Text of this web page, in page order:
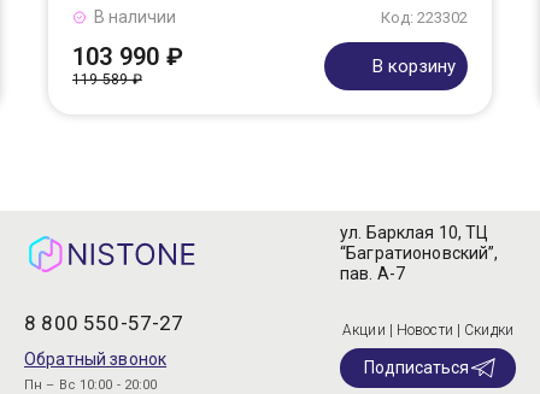
Код: 223302
В наличии
103 990 ₽
119 589 ₽
В корзину
8 800 550-57-27
Обратный звонок
Пн – Вс 10:00 - 20:00
ул. Барклая 10, ТЦ
“Багратионовский”,
пав. А-7
Акции | Новости | Скидки
Подписаться